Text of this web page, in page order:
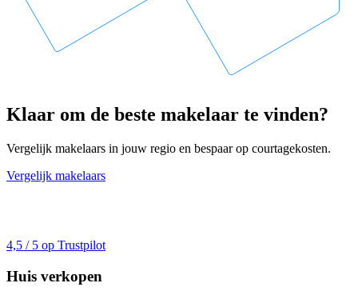
Klaar om de beste makelaar te vinden?
Vergelijk makelaars in jouw regio en bespaar op courtagekosten.
Vergelijk makelaars
4,5 / 5 op Trustpilot
Huis verkopen